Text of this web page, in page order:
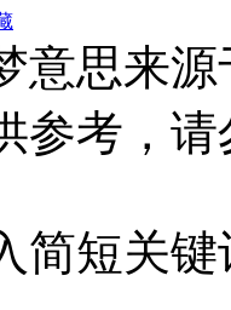
意思来
参考，
简短关键